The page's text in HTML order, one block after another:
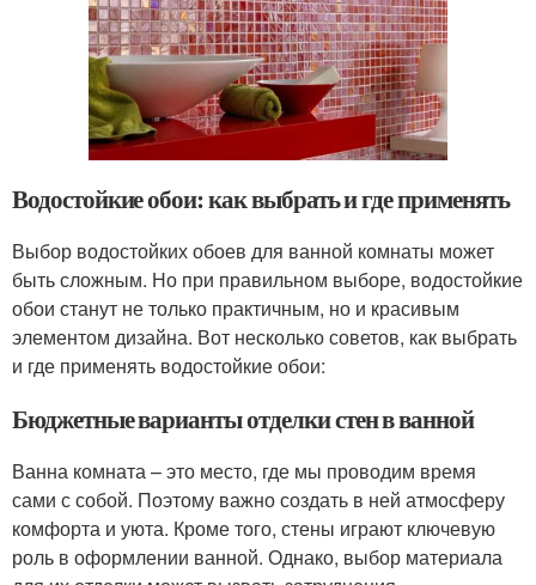
Водостойкие обои: как выбрать и где применять
Выбор водостойких обоев для ванной комнаты может
быть сложным. Но при правильном выборе, водостойкие
обои станут не только практичным, но и красивым
элементом дизайна. Вот несколько советов, как выбрать
и где применять водостойкие обои:
Бюджетные варианты отделки стен в ванной
Ванна комната – это место, где мы проводим время
сами с собой. Поэтому важно создать в ней атмосферу
комфорта и уюта. Кроме того, стены играют ключевую
роль в оформлении ванной. Однако, выбор материала